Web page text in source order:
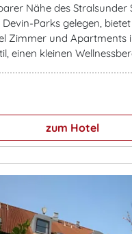
Nähe des Stralsunder
Devin-Parks gelegen,
Zimmer und Apartments
einen kleinen
zum Hotel